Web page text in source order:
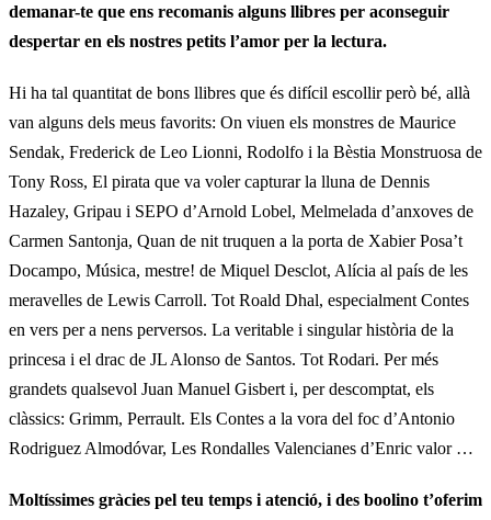
demanar-te que ens recomanis alguns llibres per aconseguir
despertar en els nostres petits l’amor per la lectura.
Hi ha tal quantitat de bons llibres que és difícil escollir però bé, allà
van alguns dels meus favorits: On viuen els monstres de Maurice
Sendak, Frederick de Leo Lionni, Rodolfo i la Bèstia Monstruosa de
Tony Ross, El pirata que va voler capturar la lluna de Dennis
Hazaley, Gripau i SEPO d’Arnold Lobel, Melmelada d’anxoves de
Carmen Santonja, Quan de nit truquen a la porta de Xabier Posa’t
Docampo, Música, mestre! de Miquel Desclot, Alícia al país de les
meravelles de Lewis Carroll. Tot Roald Dhal, especialment Contes
en vers per a nens perversos. La veritable i singular història de la
princesa i el drac de JL Alonso de Santos. Tot Rodari. Per més
grandets qualsevol Juan Manuel Gisbert i, per descomptat, els
clàssics: Grimm, Perrault. Els Contes a la vora del foc d’Antonio
Rodriguez Almodóvar, Les Rondalles Valencianes d’Enric valor …
Moltíssimes gràcies pel teu temps i atenció, i des boolino t’oferim